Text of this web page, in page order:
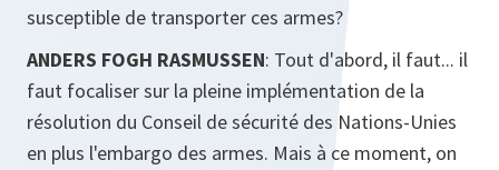
susceptible de transporter ces armes?
ANDERS FOGH RASMUSSEN: Tout d'abord, il faut... il
faut focaliser sur la pleine implémentation de la
résolution du Conseil de sécurité des Nations-Unies
en plus l'embargo des armes. Mais à ce moment, on